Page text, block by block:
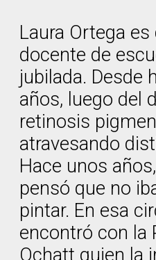
Laura Ortega
docente de
jubilada. Desde
años, luego del
retinosis
atravesando
Hace unos
pensó que no
pintar. En esa
encontró con la
Ochatt quien la